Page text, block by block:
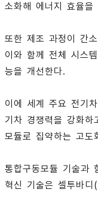
소화해 에너지 효율을
또한 제조 과정이 간
이와 함께 전체 시스
능을 개선한다.
이에 세계 주요 전기
기차 경쟁력을 강화
모듈로 집약하는 고
통합구동모듈 기술과
혁신 기술은 셀투바